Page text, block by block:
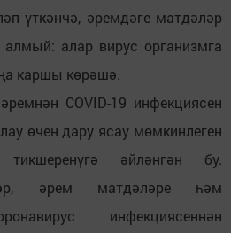
үткәнчә, әремдәге матдәләр
алар вирус организмга
каршы көрәшә.
COVID-19 инфекциясен
өчен дару ясау мөмкинлеген
әйләнгән бу.
әрем матдәләре һәм
инфекциясеннән